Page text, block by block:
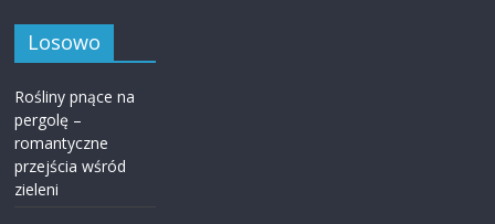
Losowo
Rośliny pnące na
pergolę –
romantyczne
przejścia wśród
zieleni